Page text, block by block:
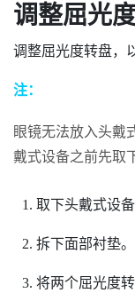
调整屈光
调整屈光度转盘，
注：
眼镜无法放入头戴
戴式设备之前先取
取下头戴式设备
拆下面部衬垫。
将两个屈光度转